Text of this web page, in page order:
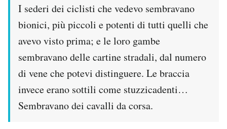
I sederi dei ciclisti che vedevo sembravano
bionici, più piccoli e potenti di tutti quelli che
avevo visto prima; e le loro gambe
sembravano delle cartine stradali, dal numero
di vene che potevi distinguere. Le braccia
invece erano sottili come stuzzicadenti…
Sembravano dei cavalli da corsa.